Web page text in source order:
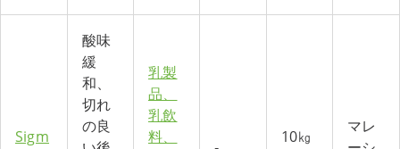
Sigm
酸味
緩
和、
切れ
の良
乳製
品、
乳飲
料、
10㎏
マレ